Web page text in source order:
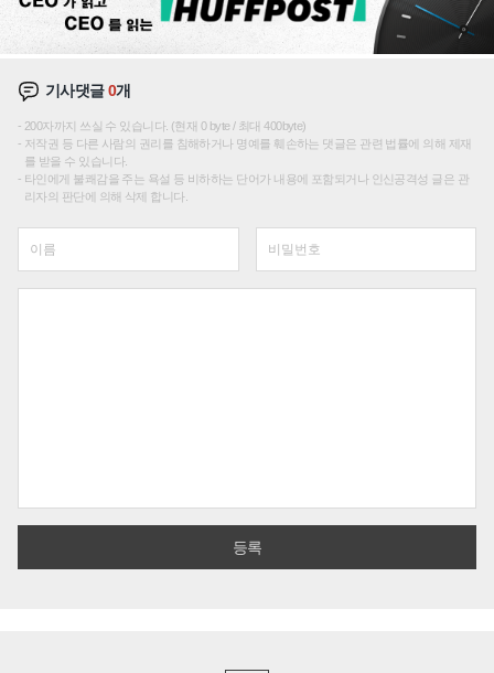
기사댓글0개
200자까지 쓰실 수 있습니다. (현재 0 byte / 최대 400byte)
저작권 등 다른 사람의 권리를 침해하거나 명예를 훼손하는 댓글은 관련 법률에 의해 제재
를 받을 수 있습니다.
타인에게 불쾌감을 주는 욕설 등 비하하는 단어가 내용에 포함되거나 인신공격성 글은 관
리자의 판단에 의해 삭제 합니다.